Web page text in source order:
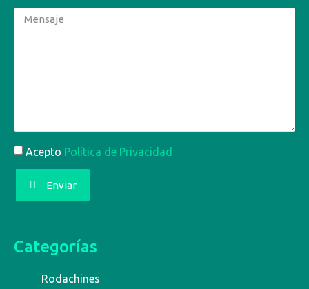
Acepto Política de Privacidad
Enviar
Categorías
Rodachines